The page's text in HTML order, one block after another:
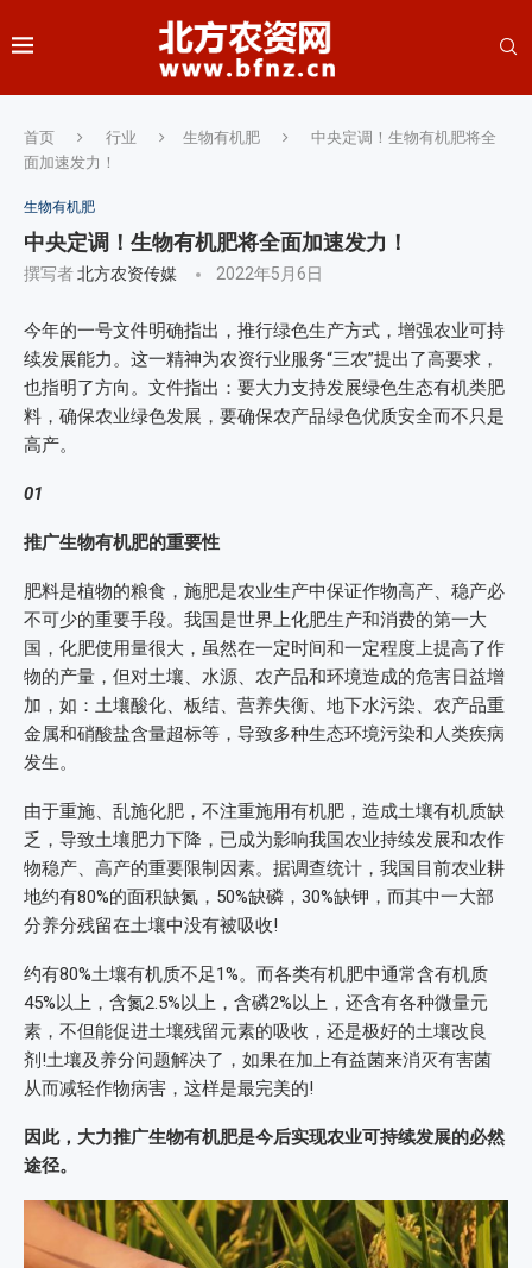
首页 行业 生物有机肥
中央定调！生物有机肥将全
面加速发力！
生物有机肥
中央定调！生物有机肥将全面加速发力！
撰写者北方农资传媒 2022年5月6日
今年的一号文件明确指出，推行绿色生产方式，增强农业可持
续发展能力。这一精神为农资行业服务“三农”提出了高要求，
也指明了方向。文件指出：要大力支持发展绿色生态有机类肥
料，确保农业绿色发展，要确保农产品绿色优质安全而不只是
高产。
01
推广生物有机肥的重要性
肥料是植物的粮食，施肥是农业生产中保证作物高产、稳产必
不可少的重要手段。我国是世界上化肥生产和消费的第一大
国，化肥使用量很大，虽然在一定时间和一定程度上提高了作
物的产量，但对土壤、水源、农产品和环境造成的危害日益增
加，如：土壤酸化、板结、营养失衡、地下水污染、农产品重
金属和硝酸盐含量超标等，导致多种生态环境污染和人类疾病
发生。
由于重施、乱施化肥，不注重施用有机肥，造成土壤有机质缺
乏，导致土壤肥力下降，已成为影响我国农业持续发展和农作
物稳产、高产的重要限制因素。据调查统计，我国目前农业耕
地约有80%的面积缺氮，50%缺磷，30%缺钾，而其中一大部
分养分残留在土壤中没有被吸收!
约有80%土壤有机质不足1%。而各类有机肥中通常含有机质
45%以上，含氮2.5%以上，含磷2%以上，还含有各种微量元
素，不但能促进土壤残留元素的吸收，还是极好的土壤改良
剂!土壤及养分问题解决了，如果在加上有益菌来消灭有害菌
从而减轻作物病害，这样是最完美的!
因此，大力推广生物有机肥是今后实现农业可持续发展的必然
途径。